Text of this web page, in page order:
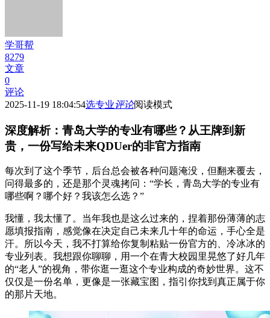
学哥帮
8279
文章
0
评论
2025-11-19 18:04:54选专业评论阅读模式
深度解析：青岛大学的专业有哪些？从王牌到新
贵，一份写给未来QDUer的非官方指南
每次到了这个季节，后台总会被各种问题淹没，但翻来覆去，
问得最多的，还是那个灵魂拷问：“学长，青岛大学的专业有
哪些啊？哪个好？我该怎么选？”
我懂，我太懂了。当年我也是这么过来的，捏着那份薄薄的志
愿填报指南，感觉像在决定自己未来几十年的命运，手心全是
汗。所以今天，我不打算给你复制粘贴一份官方的、冷冰冰的
专业列表。我想跟你聊聊，用一个在青大校园里晃悠了好几年
的“老人”的视角，带你逛一逛这个专业构成的奇妙世界。这不
仅仅是一份名单，更像是一张藏宝图，指引你找到真正属于你
的那片天地。